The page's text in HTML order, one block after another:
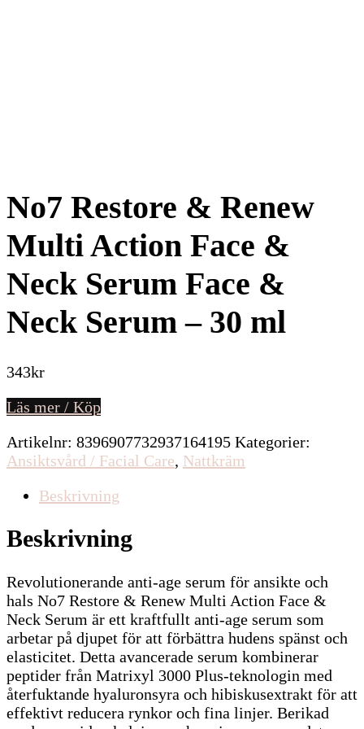
No7 Restore & Renew
Multi Action Face &
Neck Serum Face &
Neck Serum – 30 ml
343kr
Läs mer / Köp
Artikelnr: 8396907732937164195 Kategorier:
Ansiktsvård / Facial Care, Nattkräm
Beskrivning
Beskrivning
Revolutionerande anti-age serum för ansikte och
hals No7 Restore & Renew Multi Action Face &
Neck Serum är ett kraftfullt anti-age serum som
arbetar på djupet för att förbättra hudens spänst och
elasticitet. Detta avancerade serum kombinerar
peptider från Matrixyl 3000 Plus-teknologin med
återfuktande hyaluronsyra och hibiskusextrakt för att
effektivt reducera rynkor och fina linjer. Berikad